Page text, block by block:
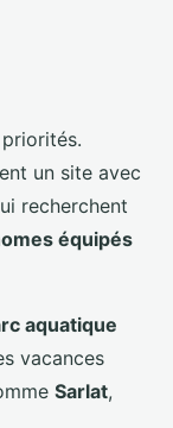
un site avec
recherchent
équipés
aquatique
vacances
Sarlat,